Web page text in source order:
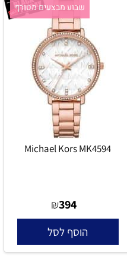
שבוע מבצעים מטורף
Michael Kors MK4594
₪394
הוסף לסל